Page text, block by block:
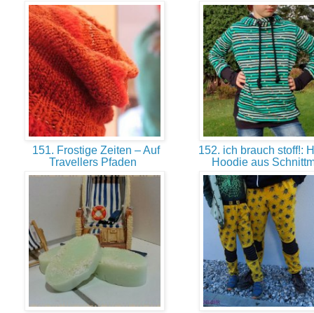
151. Frostige Zeiten – Auf
Travellers Pfaden
152. ich brauch stoff!:
Hoodie aus